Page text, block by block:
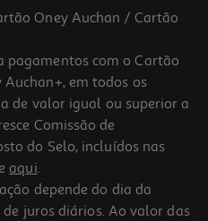
Lata 0.33l(sdr)
Oney Auchan / Cartão
pagamentos com o Cartão
em todos os
de valor igual ou superior a
Comissão de
do Selo, incluídos nas
aqui.
depende do dia da
juros diários. Ao valor das